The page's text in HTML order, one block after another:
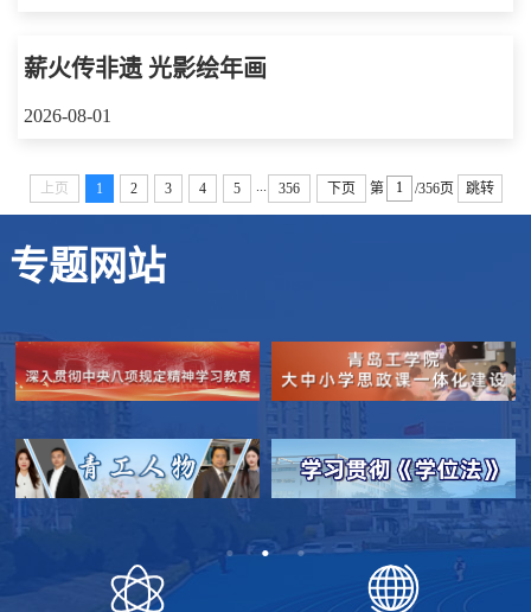
薪火传非遗 光影绘年画
2026-08-01
上页 1 2 3 4 5 ... 356 下页 第 /356页 跳转
专题网站